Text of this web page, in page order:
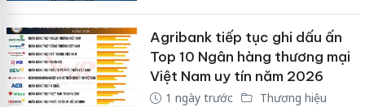
Agribank tiếp tục ghi dấu ấn
Top 10 Ngân hàng thương mại
Việt Nam uy tín năm 2026
1 ngày trước Thương hiệu